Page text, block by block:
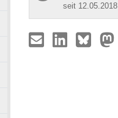
seit 12.05.2018